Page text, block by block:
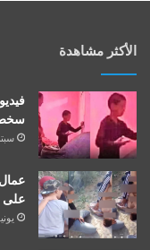
الأكثر مشاهدة
سخط
سبتمبر
على
يونيو 6,